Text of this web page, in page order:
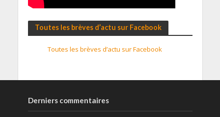
Toutes les brèves d’actu sur Facebook
Toutes les brèves d’actu sur Facebook
Derniers commentaires